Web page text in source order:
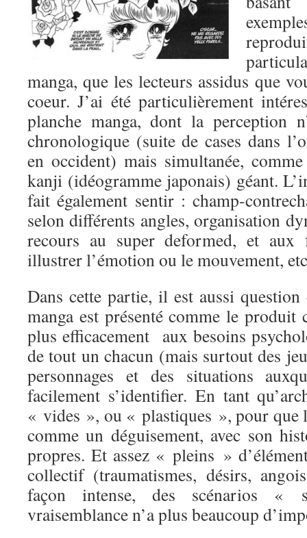
manga, que les lecteurs assidus que
coeur. J’ai été particulièrement
planche manga, dont la perception
chronologique (suite de cases dans
en occident) mais simultanée,
kanji (idéogramme japonais) géant.
fait également sentir : champ-
selon différents angles, organisation
recours au super deformed, et aux
illustrer l’émotion ou le mouvement,
Dans cette partie, il est aussi
manga est présenté comme le
plus efficacement aux besoins
de tout un chacun (mais surtout des
personnages et des situations
facilement s’identifier. En tant
« vides », ou « plastiques », pour que
comme un déguisement, avec son
propres. Et assez « pleins »
collectif (traumatismes, désirs,
façon intense, des scénarios «
vraisemblance n’a plus beaucoup